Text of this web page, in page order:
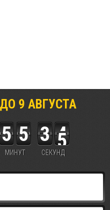
9 АВГУСТА
5 5
МИНУТ
3 4
5
СЕКУНД